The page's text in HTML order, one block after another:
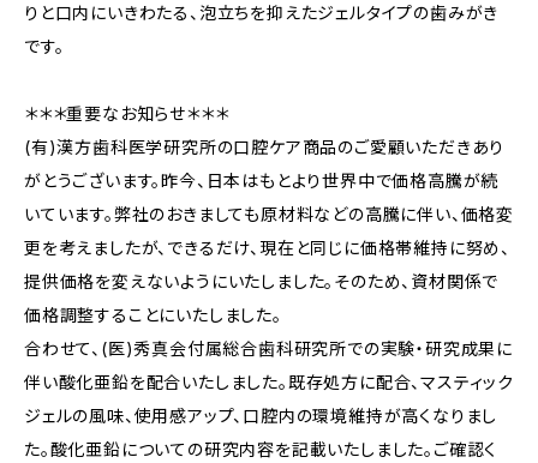
りと口内にいきわたる、泡立ちを抑えたジェルタイプの歯みがき
です。
＊＊＊重要なお知らせ＊＊＊
(有)漢方歯科医学研究所の口腔ケア商品のご愛顧いただきあり
がとうございます。昨今、日本はもとより世界中で価格高騰が続
いています。弊社のおきましても原材料などの高騰に伴い、価格変
更を考えましたが、できるだけ、現在と同じに価格帯維持に努め、
提供価格を変えないようにいたしました。そのため、資材関係で
価格調整することにいたしました。
合わせて、(医)秀真会付属総合歯科研究所での実験・研究成果に
伴い酸化亜鉛を配合いたしました。既存処方に配合、マスティック
ジェルの風味、使用感アップ、口腔内の環境維持が高くなりまし
た。酸化亜鉛についての研究内容を記載いたしました。ご確認く